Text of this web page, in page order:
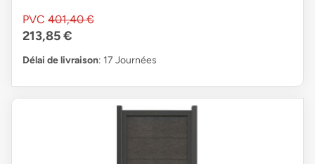
PVC 401,40 €
213,85 €
Délai de livraison: 17 Journées